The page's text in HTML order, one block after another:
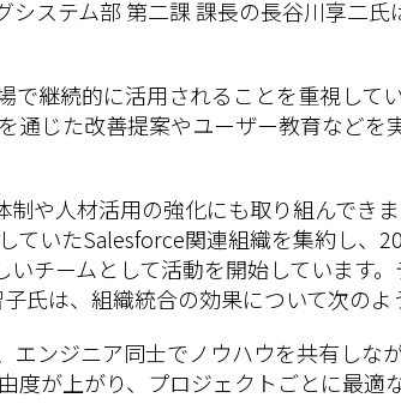
ステム部 第二課 課長の長谷川享二
で継続的に活用されることを重視して
通じた改善提案やユーザー教育などを
や人材活用の強化にも取り組んでき
ていたSalesforce関連組織を集約し、
チームとして活動を開始しています
氏は、組織統合の効果について次のよ
エンジニア同士でノウハウを共有しな
度が上がり、プロジェクトごとに最適